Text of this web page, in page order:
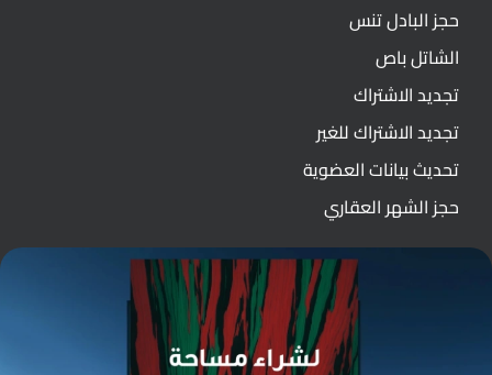
حجز البادل تنس
الشاتل باص
تجديد الاشتراك
تجديد الاشتراك للغير
تحديث بيانات العضوية
حجز الشهر العقاري